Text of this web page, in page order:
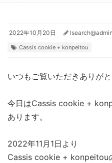
2022年10月20日 lsearch@admin
Cassis cookie + konpeitou
いつもご覧いただきありがと
今日はCassis cookie +
あります。
2022年11月1日より
Cassis cookie + konpeitou